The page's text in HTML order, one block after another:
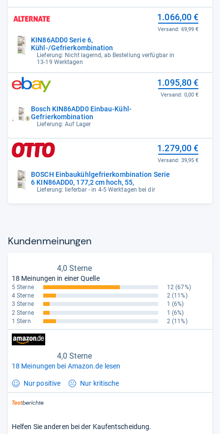
KIN86ADD0 Serie 6,
Kühl-/Gefrierkombination
Lieferung: Nicht lagernd, ab Bestellung verfügbar in
13-19 Werktagen
1.066,00 €
Versand: 69,99 €
Bosch KIN86ADD0 Einbau-Kühl-
Gefrierkombination
Lieferung: Auf Lager
1.095,80 €
Versand: 0,00 €
BOSCH Einbaukühlgefrierkombination Serie
6 KIN86ADD0, 177,2 cm hoch, 55,
Lieferung: lieferbar - in 4-5 Werktagen bei dir
1.279,00 €
Versand: 39,95 €
Kun­den­mei­nun­gen
4,0 Sterne
18 Meinungen in einer Quelle
5 Sterne 12 (67%)
4 Sterne
2 (11%)
3 Sterne
1 (6%)
2 Sterne
1 (6%)
1 Stern
2 (11%)
4,0 Sterne
18 Meinungen bei Amazon.de lesen
Nur positive Nur kritische
Helfen Sie anderen bei der Kaufentscheidung.